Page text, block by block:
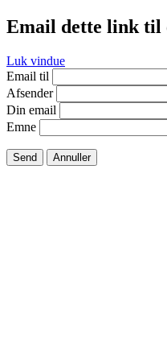
Email dette link til
Luk vindue
Email til
Afsender
Din email
Emne
Send Annuller